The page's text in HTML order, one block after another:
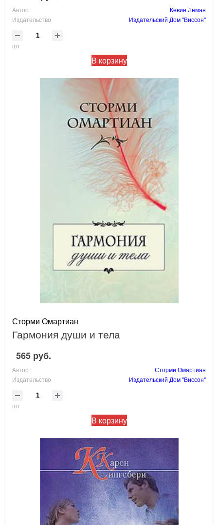
Автор
Кевин Леман
Издательство
Издательский Дом "Виссон"
шт
В корзину
Сторми Омартиан
Гармония души и тела
565 руб.
Автор
Сторми Омартиан
Издательство
Издательский Дом "Виссон"
шт
В корзину